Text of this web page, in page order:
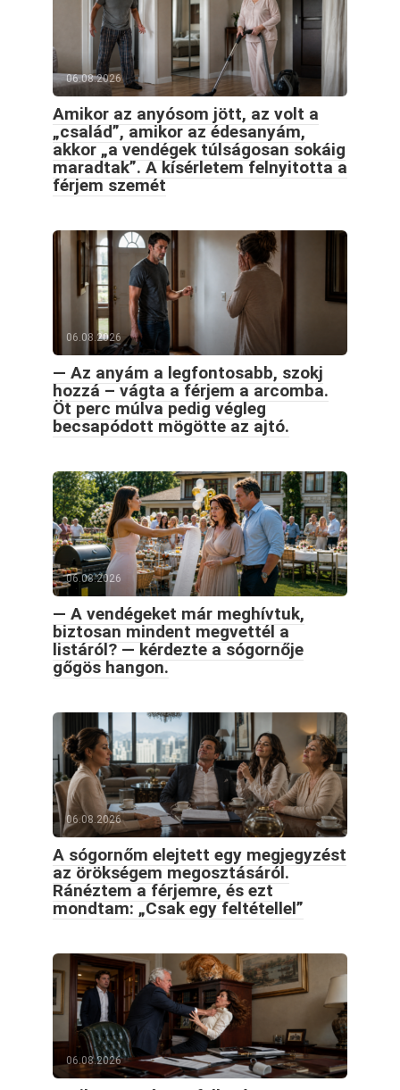
06.08.2026
Amikor az anyósom jött, az volt a
„család”, amikor az édesanyám,
akkor „a vendégek túlságosan sokáig
maradtak”. A kísérletem felnyitotta a
férjem szemét
06.08.2026
— Az anyám a legfontosabb, szokj
hozzá – vágta a férjem a arcomba.
Öt perc múlva pedig végleg
becsapódott mögötte az ajtó.
06.08.2026
— A vendégeket már meghívtuk,
biztosan mindent megvettél a
listáról? — kérdezte a sógornője
gőgös hangon.
06.08.2026
A sógornőm elejtett egy megjegyzést
az örökségem megosztásáról.
Ránéztem a férjemre, és ezt
mondtam: „Csak egy feltétellel”
06.08.2026